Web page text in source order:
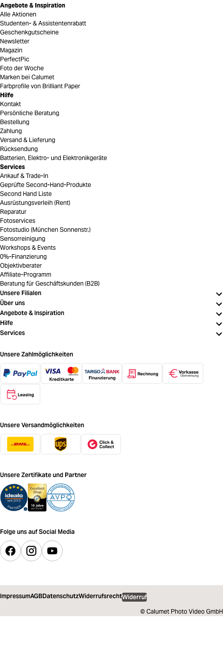
Angebote & Inspiration
Alle Aktionen
Studenten- & Assistentenrabatt
Geschenkgutscheine
Newsletter
Magazin
PerfectPic
Foto der Woche
Marken bei Calumet
Farbprofile von Brilliant Paper
Hilfe
Kontakt
Persönliche Beratung
Bestellung
Zahlung
Versand & Lieferung
Rücksendung
Batterien, Elektro- und Elektronikgeräte
Services
Ankauf & Trade-In
Geprüfte Second-Hand-Produkte
Second Hand Liste
Ausrüstungsverleih (Rent)
Reparatur
Fotoservices
Fotostudio (München Sonnenstr.)
Sensorreinigung
Workshops & Events
0%-Finanzierung
Objektivberater
Affiliate-Programm
Beratung für Geschäftskunden (B2B)
Unsere Filialen
Über uns
Angebote & Inspiration
Hilfe
Services
Unsere Zahlmöglichkeiten
Unsere Versandmöglichkeiten
Unsere Zertifikate und Partner
Folge uns auf Social Media
ImpressumAGBDatenschutzWiderrufsrechtWiderruf
© Calumet Photo Video GmbH